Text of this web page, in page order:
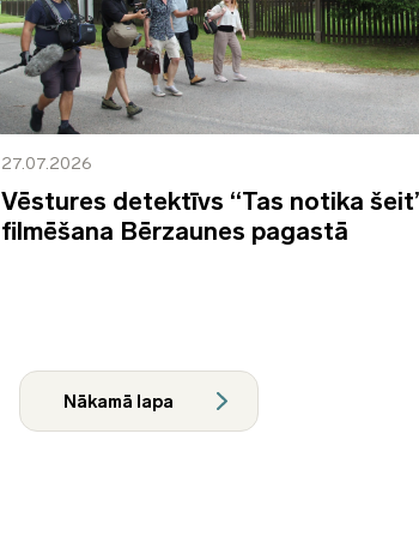
27.07.2026
Vēstures detektīvs “Tas notika
filmēšana Bērzaunes pagastā
Nākamā lapa